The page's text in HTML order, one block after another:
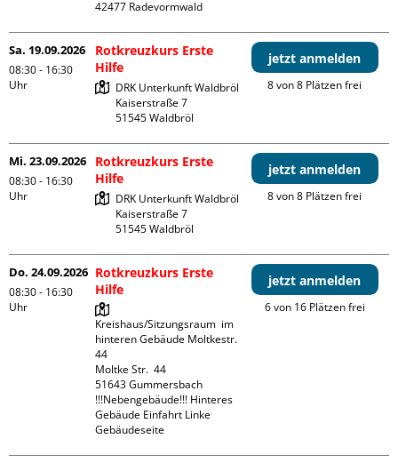
Sa. 19.09.2026
08:30 - 16:30
Uhr
Rotkreuzkurs Erste
Hilfe
DRK Unterkunft Waldbröl
Kaiserstraße 7
jetzt anmelden
8 von 8 Plätzen frei
Mi. 23.09.2026
08:30 - 16:30
Uhr
Rotkreuzkurs Erste
Hilfe
DRK Unterkunft Waldbröl
Kaiserstraße 7
jetzt anmelden
8 von 8 Plätzen frei
Do. 24.09.2026
08:30 - 16:30
Uhr
Rotkreuzkurs Erste
Hilfe
Kreishaus/Sitzungsraum  im
hinteren Gebäude Moltkestr.
44
Moltke Str.  44
51643 Gummersbach
!!!Nebengebäude!!! Hinteres
Gebäude Einfahrt Linke
Gebäudeseite
jetzt anmelden
6 von 16 Plätzen frei